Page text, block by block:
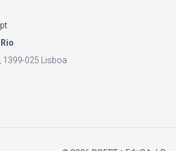
1399-025 Lisboa